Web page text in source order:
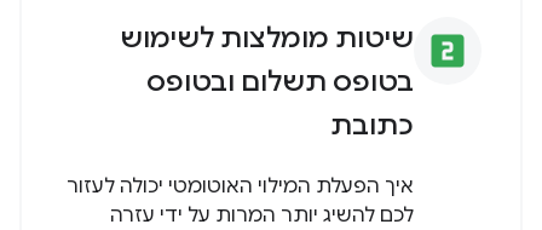
looks_two שיטות מומלצות לשימוש
בטופס תשלום ובטופס
כתובת
איך הפעלת המילוי האוטומטי יכולה לעזור
לכם להשיג יותר המרות על ידי עזרה